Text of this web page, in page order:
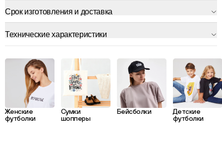
Срок изготовления и доставка
Технические характеристики
Женские
футболки
Сумки
шопперы
Бейсболки
Детские
футболки